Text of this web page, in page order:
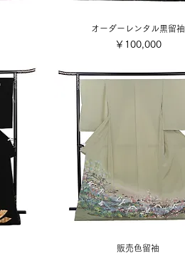
オーダーレンタル黒留袖
価格
￥100,000
販売色留袖